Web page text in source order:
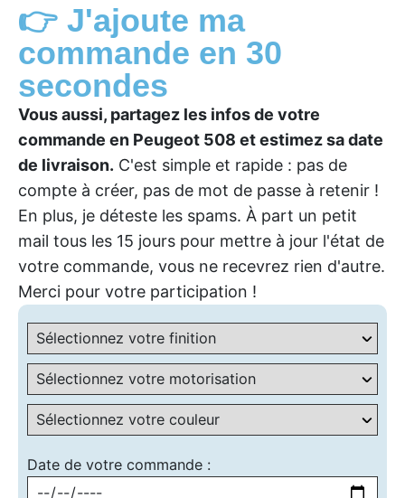
👉 J'ajoute ma
commande en 30
secondes
Vous aussi, partagez les infos de votre
commande en Peugeot 508 et estimez sa date
de livraison. C'est simple et rapide : pas de
compte à créer, pas de mot de passe à retenir !
En plus, je déteste les spams. À part un petit
mail tous les 15 jours pour mettre à jour l'état de
votre commande, vous ne recevrez rien d'autre.
Merci pour votre participation !
Date de votre commande :